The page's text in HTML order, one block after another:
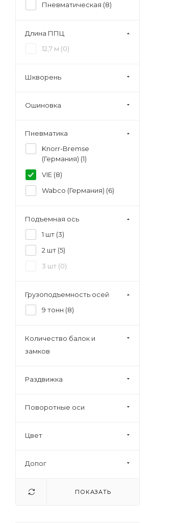
Пневматическая (8)
Длина ППЦ
12,7 м (0)
Шкворень
Ошиновка
Пневматика
Knorr-Bremse
(Германия) (1)
VIE (8)
Wabco (Германия) (6)
Подъемная ось
1 шт (3)
2 шт (5)
3 шт (0)
Грузоподъемность осей
9 тонн (8)
Количество балок и
замков
Раздвижка
Поворотные оси
Цвет
Допог
ПОКАЗАТЬ